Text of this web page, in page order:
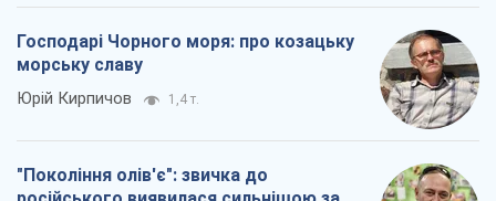
Господарі Чорного моря: про козацьку
морську славу
Юрій Кирпичов 1,4 т.
"Покоління олів'є": звичка до